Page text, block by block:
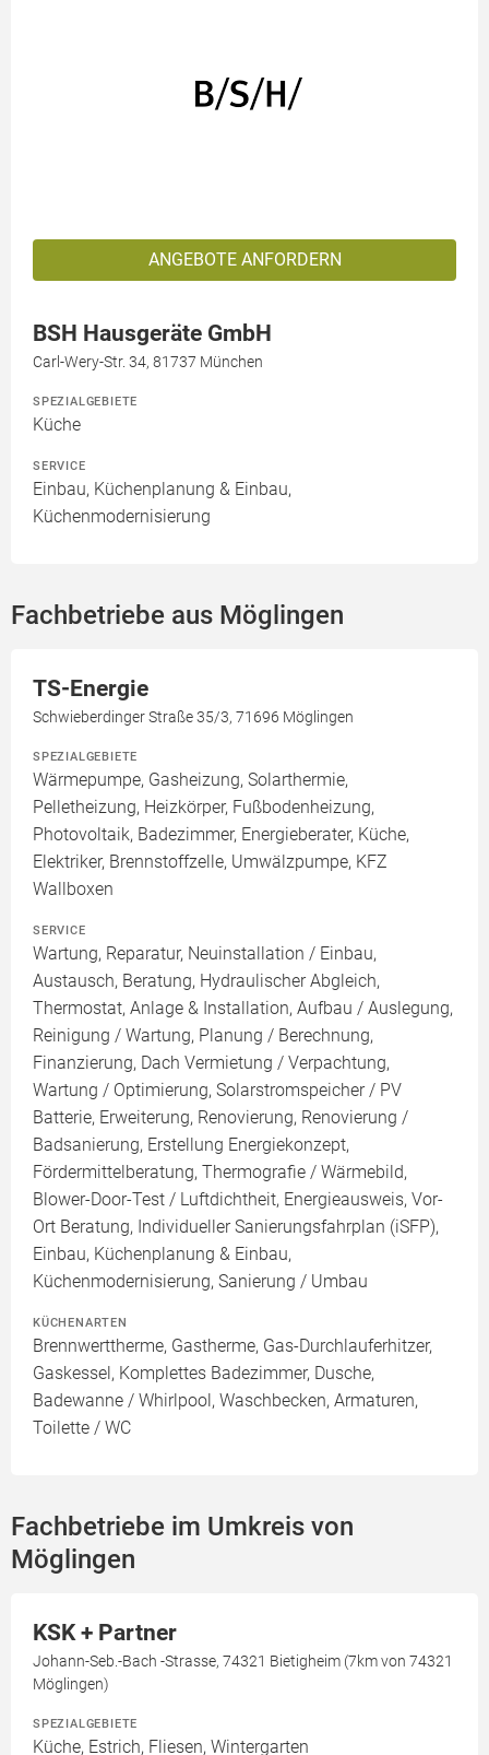
ANGEBOTE ANFORDERN
BSH Hausgeräte GmbH
Carl-Wery-Str. 34, 81737 München
SPEZIALGEBIETE
Küche
SERVICE
Einbau, Küchenplanung & Einbau,
Küchenmodernisierung
Fachbetriebe aus Möglingen
TS-Energie
Schwieberdinger Straße 35/3, 71696 Möglingen
SPEZIALGEBIETE
Wärmepumpe, Gasheizung, Solarthermie,
Pelletheizung, Heizkörper, Fußbodenheizung,
Photovoltaik, Badezimmer, Energieberater, Küche,
Elektriker, Brennstoffzelle, Umwälzpumpe, KFZ
Wallboxen
SERVICE
Wartung, Reparatur, Neuinstallation / Einbau,
Austausch, Beratung, Hydraulischer Abgleich,
Thermostat, Anlage & Installation, Aufbau / Auslegung,
Reinigung / Wartung, Planung / Berechnung,
Finanzierung, Dach Vermietung / Verpachtung,
Wartung / Optimierung, Solarstromspeicher / PV
Batterie, Erweiterung, Renovierung, Renovierung /
Badsanierung, Erstellung Energiekonzept,
Fördermittelberatung, Thermografie / Wärmebild,
Blower-Door-Test / Luftdichtheit, Energieausweis, Vor-
Ort Beratung, Individueller Sanierungsfahrplan (iSFP),
Einbau, Küchenplanung & Einbau,
Küchenmodernisierung, Sanierung / Umbau
KÜCHENARTEN
Brennwerttherme, Gastherme, Gas-Durchlauferhitzer,
Gaskessel, Komplettes Badezimmer, Dusche,
Badewanne / Whirlpool, Waschbecken, Armaturen,
Toilette / WC
Fachbetriebe im Umkreis von
Möglingen
KSK + Partner
Johann-Seb.-Bach -Strasse, 74321 Bietigheim (7km von 74321
Möglingen)
SPEZIALGEBIETE
Küche, Estrich, Fliesen, Wintergarten